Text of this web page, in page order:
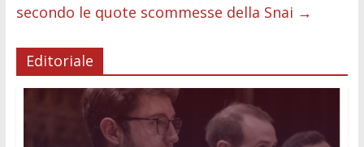
secondo le quote scommesse della Snai →
Editoriale